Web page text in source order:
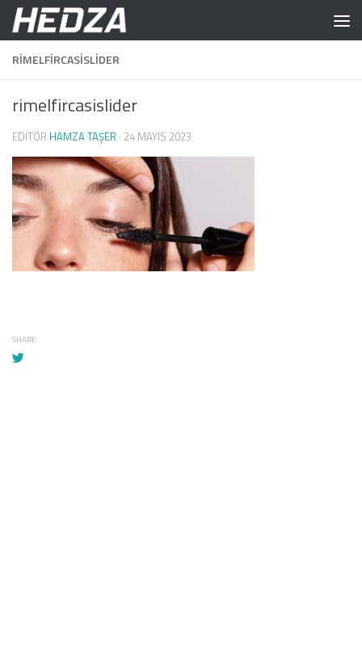
Skip to content
RIMELFIRCASISLIDER
rimelfircasislider
EDITÖR HAMZA TAŞER · 24 MAYIS 2023
SHARE